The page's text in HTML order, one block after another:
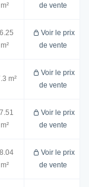
m²
de vente
m²
Voir le prix
de vente
m²
Voir le prix
de vente
m²
Voir le prix
de vente
m²
Voir le prix
de vente